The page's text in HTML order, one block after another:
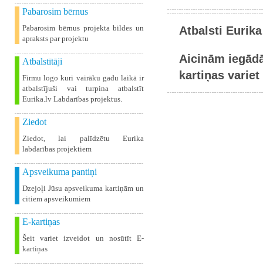
Pabarosim bērnus
Pabarosim bērnus projekta bildes un
apraksts par projektu
Atbalstītāji
Firmu logo kuri vairāku gadu laikā ir
atbalstījuši vai turpina atbalstīt
Eurika.lv Labdarības projektus.
Ziedot
Ziedot, lai palīdzētu Eurika
labdarības projektiem
Apsveikuma pantiņi
Dzejoļi Jūsu apsveikuma kartiņām un
citiem apsveikumiem
E-kartiņas
Šeit variet izveidot un nosūtīt E-
kartiņas
Atbalsti
Aicinām
kartiņas variet